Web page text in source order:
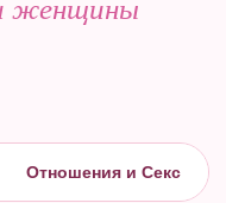
Отношения и Секс